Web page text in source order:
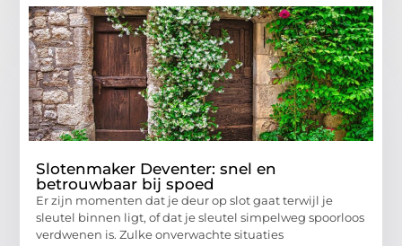
Slotenmaker Deventer: snel en
betrouwbaar bij spoed
Er zijn momenten dat je deur op slot gaat terwijl je
sleutel binnen ligt, of dat je sleutel simpelweg spoorloos
verdwenen is. Zulke onverwachte situaties